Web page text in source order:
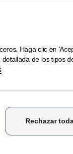
excluidos
de
sobre